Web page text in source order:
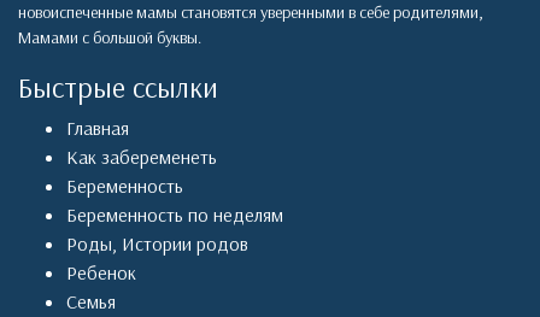
новоиспеченные мамы становятся уверенными в себе родителями,
Мамами с большой буквы.
Быстрые ссылки
Главная
Как забеременеть
Беременность
Беременность по неделям
Роды, Истории родов
Ребенок
Семья